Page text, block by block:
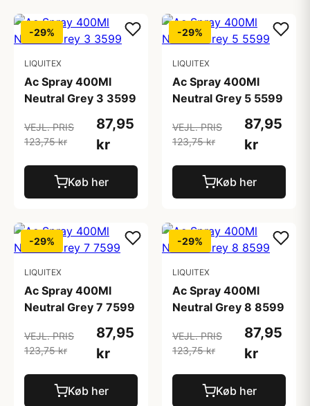
-29%
LIQUITEX
Ac Spray 400Ml
Neutral Grey 3 3599
VEJL. PRIS
123,75 kr
87,95
kr
Køb her
-29%
LIQUITEX
Ac Spray 400Ml
Neutral Grey 5 5599
VEJL. PRIS
123,75 kr
87,95
kr
Køb her
-29%
LIQUITEX
Ac Spray 400Ml
Neutral Grey 7 7599
VEJL. PRIS
123,75 kr
87,95
kr
Køb her
-29%
LIQUITEX
Ac Spray 400Ml
Neutral Grey 8 8599
VEJL. PRIS
123,75 kr
87,95
kr
Køb her